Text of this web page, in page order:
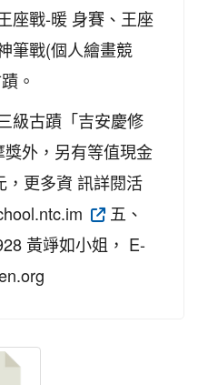
座戰-暖 身賽、王座
筆戰(個人繪畫競
。
級古蹟「吉安慶修
外，另有等值現金
，更多資 訊詳閱活
五、
黃竫如小姐， E-